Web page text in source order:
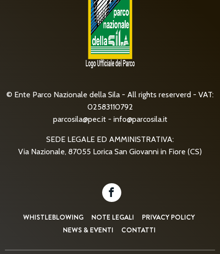
© Ente Parco Nazionale della Sila - All rights reserverd - VAT:
02583110792
parcosila@pec.it- info@parcosila.it
SEDE LEGALE ED AMMINISTRATIVA:
Via Nazionale, 87055 Lorica San Giovanni in Fiore (CS)
WHISTLEBLOWING NOTE LEGALI
PRIVACY POLICY
NEWS & EVENTI
CONTATTI